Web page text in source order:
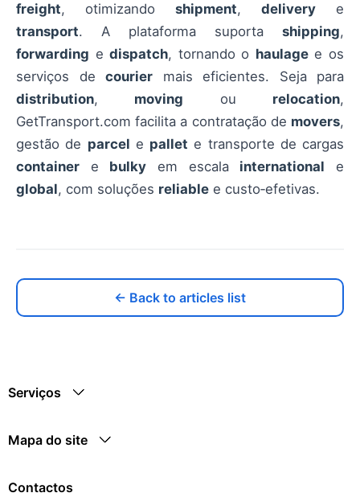
freight, otimizando shipment, delivery e
transport. A plataforma suporta shipping,
forwarding edispatch, tornando o haulagee os
serviços de courier mais eficientes. Seja para
distribution, moving ou relocation,
GetTransport.com facilita a contratação de movers,
gestão de parcel e pallet e transporte de cargas
container e bulky em escala international e
global, com soluções reliable e custo‑efetivas.
← Back to articles list
Serviços
Mapa do site
Contactos